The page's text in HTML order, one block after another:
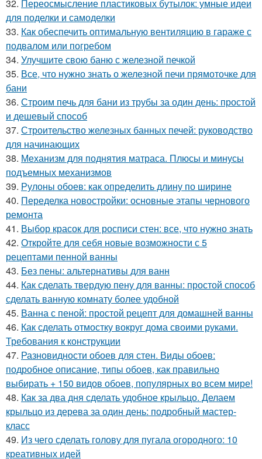
32. Переосмысление пластиковых бутылок: умные идеи
для поделки и самоделки
33. Как обеспечить оптимальную вентиляцию в гараже с
подвалом или погребом
34. Улучшите свою баню с железной печкой
35. Все, что нужно знать о железной печи прямоточке для
бани
36. Строим печь для бани из трубы за один день: простой
и дешевый способ
37. Строительство железных банных печей: руководство
для начинающих
38. Механизм для поднятия матраса. Плюсы и минусы
подъемных механизмов
39. Рулоны обоев: как определить длину по ширине
40. Переделка новостройки: основные этапы чернового
ремонта
41. Выбор красок для росписи стен: все, что нужно знать
42. Откройте для себя новые возможности с 5
рецептами пенной ванны
43. Без пены: альтернативы для ванн
44. Как сделать твердую пену для ванны: простой способ
сделать ванную комнату более удобной
45. Ванна с пеной: простой рецепт для домашней ванны
46. Как сделать отмостку вокруг дома своими руками.
Требования к конструкции
47. Разновидности обоев для стен. Виды обоев:
подробное описание, типы обоев, как правильно
выбирать + 150 видов обоев, популярных во всем мире!
48. Как за два дня сделать удобное крыльцо. Делаем
крыльцо из дерева за один день: подробный мастер-
класс
49. Из чего сделать голову для пугала огородного: 10
креативных идей